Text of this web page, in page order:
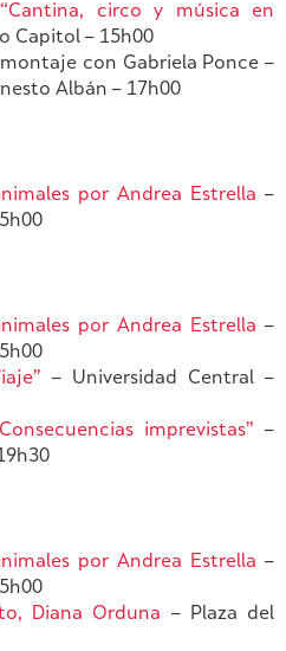
circo y música en
Capitol – 15h00
con Gabriela Ponce –
Albán – 17h00
por Andrea Estrella –
por Andrea Estrella –
– Universidad Central –
imprevistas”
–
por Andrea Estrella –
Diana Orduna – Plaza del